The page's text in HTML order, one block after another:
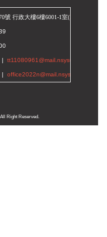
號 行政大樓6樓6001-1室(MAP地圖
tt11080961@mail.nsysu.edu.tw
| office2022n@mail.nsysu.edu.t
Right Reserved.